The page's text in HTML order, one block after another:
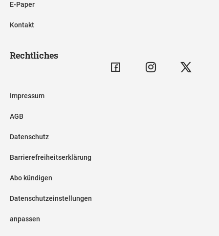
E-Paper
Kontakt
Rechtliches
Impressum
AGB
Datenschutz
Barrierefreiheitserklärung
Abo kündigen
Datenschutzeinstellungen
anpassen